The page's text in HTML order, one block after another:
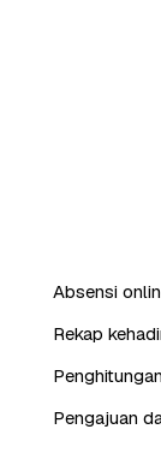
Absensi
Rekap
Pengajuan